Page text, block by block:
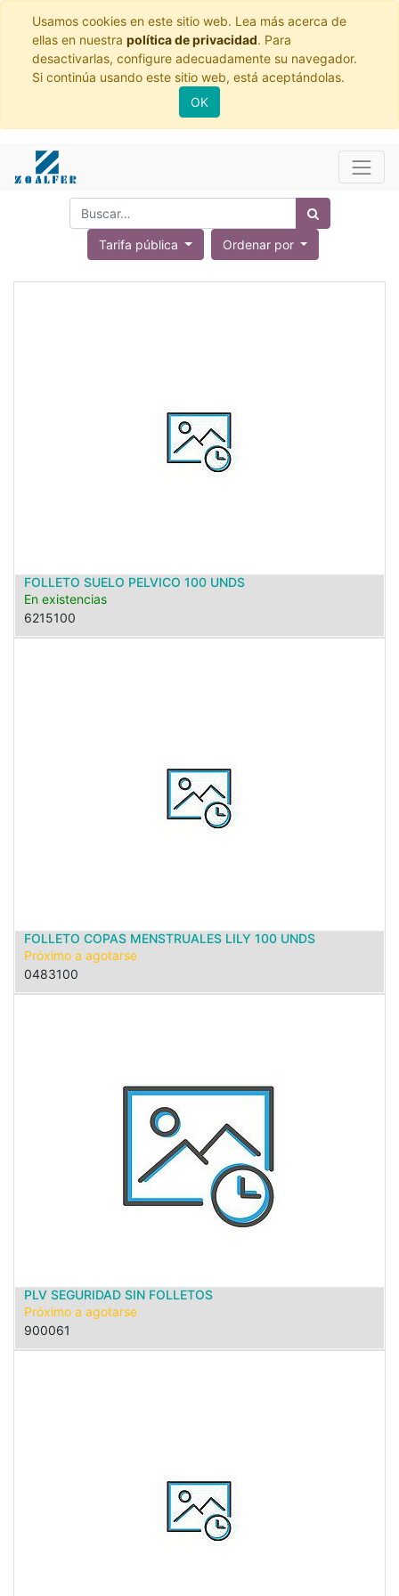
Usamos cookies en este sitio web. Lea más acerca de
ellas en nuestra política de privacidad. Para
desactivarlas, configure adecuadamente su navegador.
Si continúa usando este sitio web, está aceptándolas.
OK
Tarifa pública Ordenar por
FOLLETO SUELO PELVICO 100 UNDS
En existencias
6215100
FOLLETO COPAS MENSTRUALES LILY 100 UNDS
Próximo a agotarse
0483100
PLV SEGURIDAD SIN FOLLETOS
Próximo a agotarse
900061